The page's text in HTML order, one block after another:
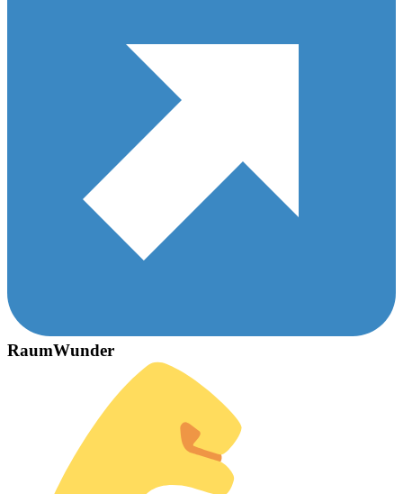
RaumWunder